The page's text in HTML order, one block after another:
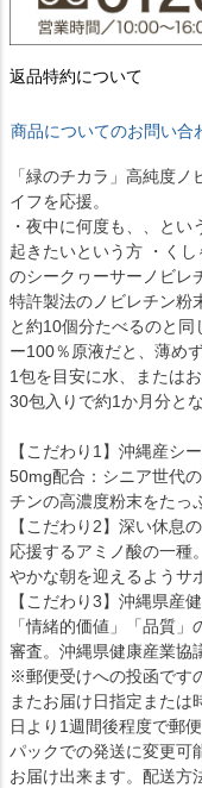
返品特約について
商品についてのお問い合
「緑のチカラ」高純度
イフを応援。
・夜中に何度も、、と
起きたいという方 ・く
のシークヮーサーノビレ
特許製法のノビレチン粉
と約10個分たべるのと
ー100％原液だと、薄め
1包を目安に水、または
30包入りで約1か月分と
【こだわり1】沖縄産シ
50mg配合：シニア世代
チンの高濃度粉末をたっ
【こだわり2】深い休息
応援するアミノ酸の一種
やかな朝を迎えるようサ
【こだわり3】沖縄県産
「情緒的価値」「品質
審査。沖縄県健康産業協
※郵便受けへの投函です
またお届け日指定または
日より1週間後程度で郵
パックでの発送に変更可
お届け出来ます。配送方